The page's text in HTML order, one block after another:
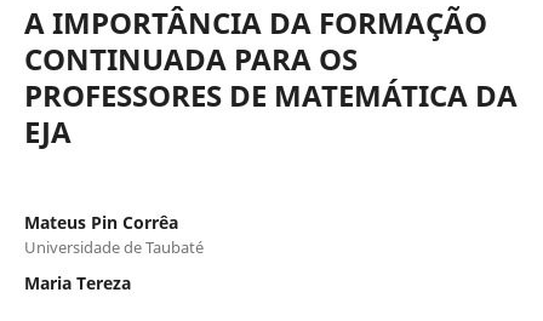
A IMPORTÂNCIA DA FORMAÇÃO
CONTINUADA PARA OS
PROFESSORES DE MATEMÁTICA DA
EJA
Mateus Pin Corrêa
Universidade de Taubaté
Maria Tereza